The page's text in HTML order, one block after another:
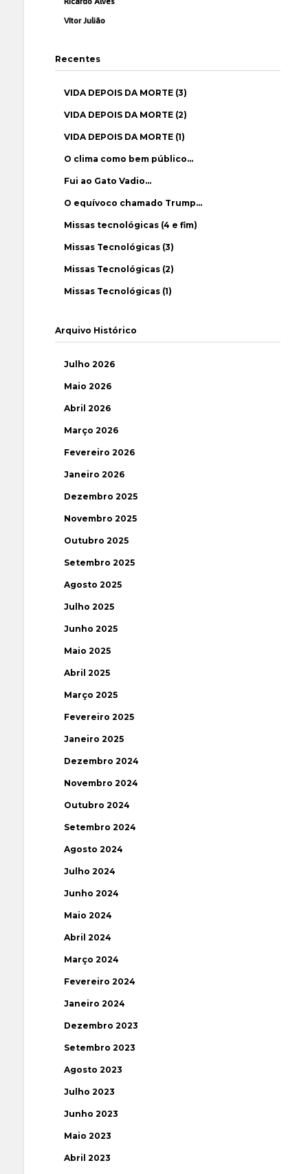
Vítor Julião
Recentes
VIDA DEPOIS DA MORTE (3)
VIDA DEPOIS DA MORTE (2)
VIDA DEPOIS DA MORTE (1)
O clima como bem público…
Fui ao Gato Vadio…
O equívoco chamado Trump…
Missas tecnológicas (4 e fim)
Missas Tecnológicas (3)
Missas Tecnológicas (2)
Missas Tecnológicas (1)
Arquivo Histórico
Julho 2026
Maio 2026
Abril 2026
Março 2026
Fevereiro 2026
Janeiro 2026
Dezembro 2025
Novembro 2025
Outubro 2025
Setembro 2025
Agosto 2025
Julho 2025
Junho 2025
Maio 2025
Abril 2025
Março 2025
Fevereiro 2025
Janeiro 2025
Dezembro 2024
Novembro 2024
Outubro 2024
Setembro 2024
Agosto 2024
Julho 2024
Junho 2024
Maio 2024
Abril 2024
Março 2024
Fevereiro 2024
Janeiro 2024
Dezembro 2023
Setembro 2023
Agosto 2023
Julho 2023
Junho 2023
Maio 2023
Abril 2023